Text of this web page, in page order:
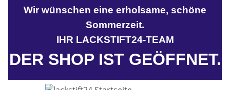
Wir wünschen eine erholsame, schöne
Sommerzeit.
IHR LACKSTIFT24-TEAM
DER SHOP IST GEÖFFNET.